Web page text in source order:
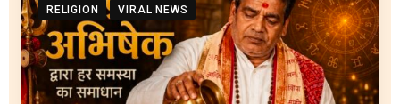
RELIGION
VIRAL NEWS